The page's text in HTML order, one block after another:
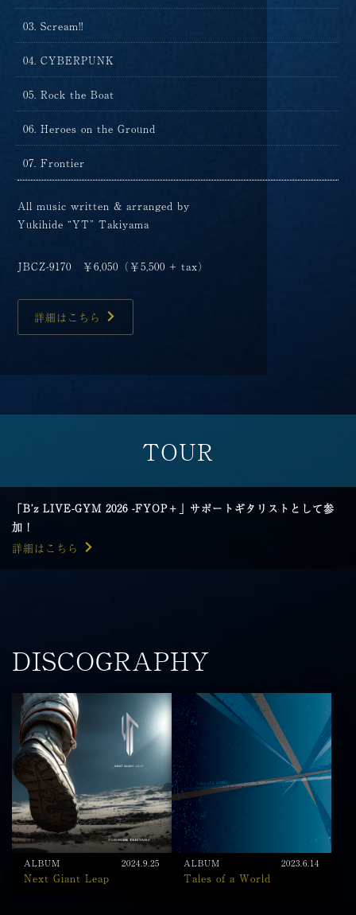
Scream!!
CYBERPUNK
Rock the Boat
Heroes on the Ground
Frontier
All music written & arranged by
Yukihide “YT” Takiyama
JBCZ-9170 ￥6,050（￥5,500 + tax）
詳細はこちら
TOUR
「B’z LIVE-GYM 2026 -FYOP＋」サポートギタリストとして参
加！
詳細はこちら
DISCOGRAPHY
ALBUM 2024.9.25
Next Giant Leap
ALBUM 2023.6.14
Tales of a World